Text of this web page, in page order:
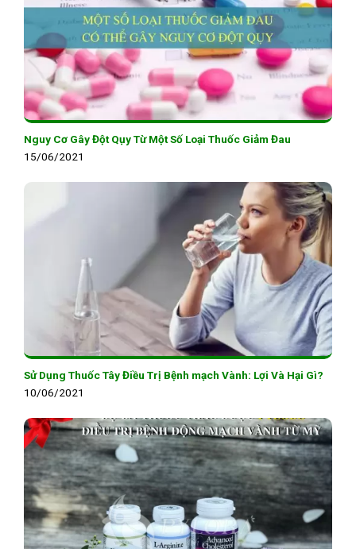
Nguy Cơ Gây Đột Qụy Từ Một Số Loại Thuốc Giảm Đau
15/06/2021
Sử Dụng Thuốc Tây Điều Trị Bệnh mạch Vành: Lợi Và Hại Gì?
10/06/2021